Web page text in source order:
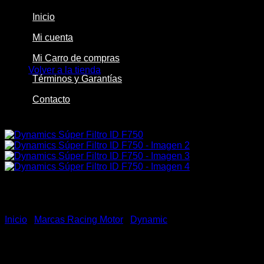
Volver a la tienda
Inicio
Mi cuenta
Mi Carro de compras
Términos y Garantías
Contacto
Inicio Marcas Racing Motor Dynamic